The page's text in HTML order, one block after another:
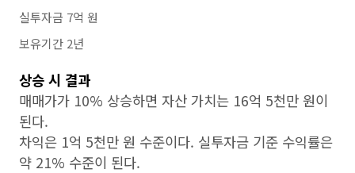
실투자금 7억 원
보유기간 2년
상승 시 결과
매매가가 10% 상승하면 자산 가치는 16억 5천만 원이
된다.
차익은 1억 5천만 원 수준이다. 실투자금 기준 수익률은
약 21% 수준이 된다.